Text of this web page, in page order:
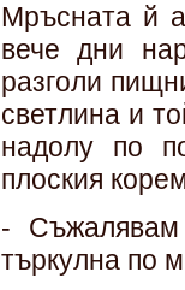
Мръсната й
вече дни
разголи
светлина и
надолу по
плоския
-
търкулна по